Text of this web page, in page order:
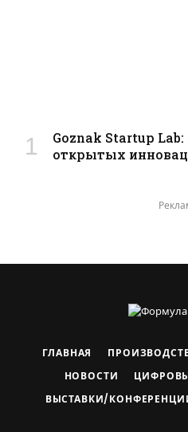
Goznak Startup
открытых
ГЛАВНАЯ
НОВОСТИ
ВЫСТАВКИ/